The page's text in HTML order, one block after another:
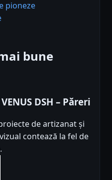
pioneze
bune
DSH – Păreri
de artizanat și
contează la fel de